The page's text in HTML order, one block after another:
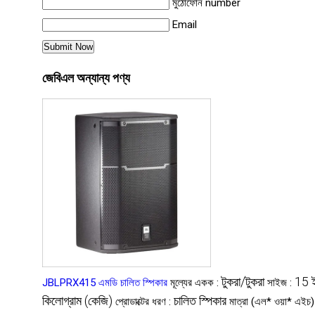
মুঠোফোন number
Email
জেবিএল অন্যান্য পণ্য
JBLPRX415 এমডি চালিত স্পিকার মূল্যের একক : টুকরা/টুকরা সাইজ : 15
কিলোগ্রাম (কেজি) প্রোডাক্টের ধরণ : চালিত স্পিকার মাত্রা (এল* ওয়া*